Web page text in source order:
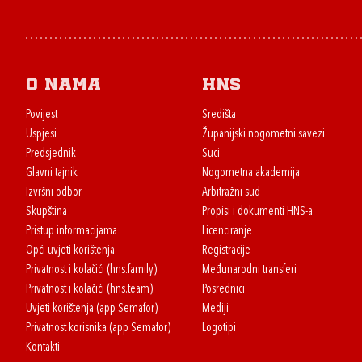
O nama
Povijest
Uspjesi
Predsjednik
Glavni tajnik
Izvršni odbor
Skupština
Pristup informacijama
Opći uvjeti korištenja
Privatnost i kolačići (hns.family)
Privatnost i kolačići (hns.team)
Uvjeti korištenja (app Semafor)
Privatnost korisnika (app Semafor)
Kontakti
HNS
Središta
Županijski nogometni savezi
Suci
Nogometna akademija
Arbitražni sud
Propisi i dokumenti HNS-a
Licenciranje
Registracije
Međunarodni transferi
Posrednici
Mediji
Logotipi